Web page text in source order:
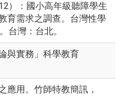
）：國小高年級聽障學生
育需求之調查。台灣性學
台灣：台北。
與實務」科學教育
應用。竹師特教簡訊，